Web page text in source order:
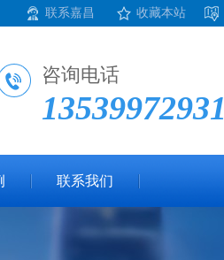
联系嘉昌 收藏本站
咨询电话
13539972931
联系我们